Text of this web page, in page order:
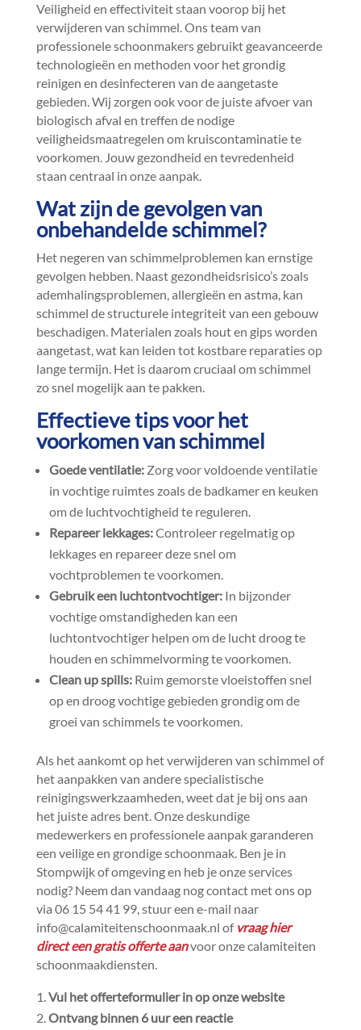
Veiligheid en effectiviteit staan voorop bij het
verwijderen van schimmel.​ Ons team van
professionele schoonmakers gebruikt geavanceerde
technologieën en methoden voor het grondig
reinigen en desinfecteren van de aangetaste
gebieden.​ Wij zorgen ook voor de juiste afvoer van
biologisch afval en treffen de nodige
veiligheidsmaatregelen om kruiscontaminatie te
voorkomen.​ Jouw gezondheid en tevredenheid
staan centraal in onze aanpak.​
Wat zijn de gevolgen van
onbehandelde schimmel?
Het negeren van schimmelproblemen kan ernstige
gevolgen hebben.​ Naast gezondheidsrisico’s zoals
ademhalingsproblemen, allergieën en astma, kan
schimmel de structurele integriteit van een gebouw
beschadigen.​ Materialen zoals hout en gips worden
aangetast, wat kan leiden tot kostbare reparaties op
lange termijn.​ Het is daarom cruciaal om schimmel
zo snel mogelijk aan te pakken.​
Effectieve tips voor het
voorkomen van schimmel
Goede ventilatie:Zorg voor voldoende ventilatie
in vochtige ruimtes zoals de badkamer en keuken
om de luchtvochtigheid te reguleren.​
Repareer lekkages:Controleer regelmatig op
lekkages en repareer deze snel om
vochtproblemen te voorkomen.​
Gebruik een luchtontvochtiger:In bijzonder
vochtige omstandigheden kan een
luchtontvochtiger helpen om de lucht droog te
houden en schimmelvorming te voorkomen.​
Clean up spills:Ruim gemorste vloeistoffen snel
op en droog vochtige gebieden grondig om de
groei van schimmels te voorkomen.​
Als het aankomt op het verwijderen van schimmel of
het aanpakken van andere specialistische
reinigingswerkzaamheden, weet dat je bij ons aan
het juiste adres bent.​ Onze deskundige
medewerkers en professionele aanpak garanderen
een veilige en grondige schoonmaak.​ Ben je in
Stompwijk of omgeving en heb je onze services
nodig? Neem dan vandaag nog contact met ons op
via 06 15 54 41 99, stuur een e-mail naar
info@calamiteitenschoonmaak.​nl of vraag hier
direct een gratis offerte aanvoor onze calamiteiten
schoonmaakdiensten.​
Vul het offerteformulier in op onze website
Ontvang binnen 6 uur een reactie